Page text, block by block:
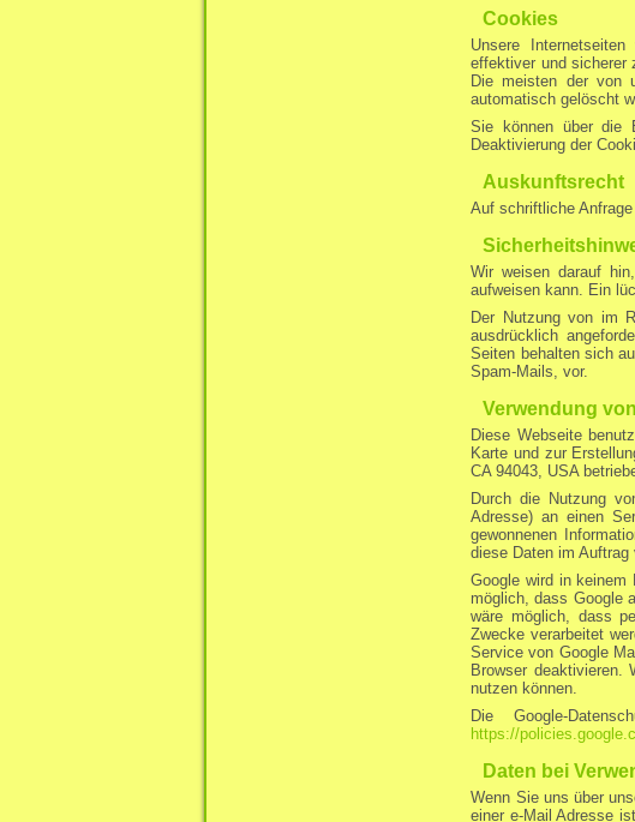
Cookies
Unsere
effektiver und sicherer
Die meisten der von
automatisch gelöscht
Sie können über die
Deaktivierung der
Auskunftsrecht
Auf schriftliche
Wir weisen darauf
aufweisen kann. Ein
Der Nutzung von im
ausdrücklich
Seiten behalten sich
Spam-Mails, vor.
Verwendung
Diese Webseite
Karte und zur
CA 94043, USA
Durch die Nutzung
Adresse) an einen
gewonnenen
diese Daten im Auftrag
Google wird in keinem
möglich, dass Google
wäre möglich, dass
Zwecke verarbeitet
Service von Google
Browser deaktivieren.
nutzen können.
Die Google-
https://
Daten bei
Wenn Sie uns über
einer e-Mail Adresse